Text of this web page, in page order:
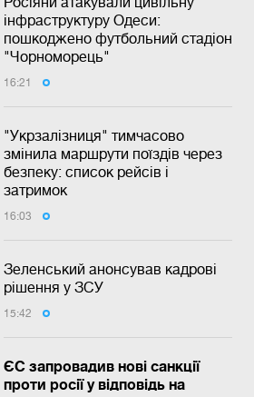
інфраструктуру Одеси:
пошкоджено футбольний стадіон
"Чорноморець"
16:21
"Укрзалізниця" тимчасово
змінила маршрути поїздів через
безпеку: список рейсів і
затримок
16:03
Зеленський анонсував кадрові
рішення у ЗСУ
15:42
ЄС запровадив нові санкції
проти росії у відповідь на